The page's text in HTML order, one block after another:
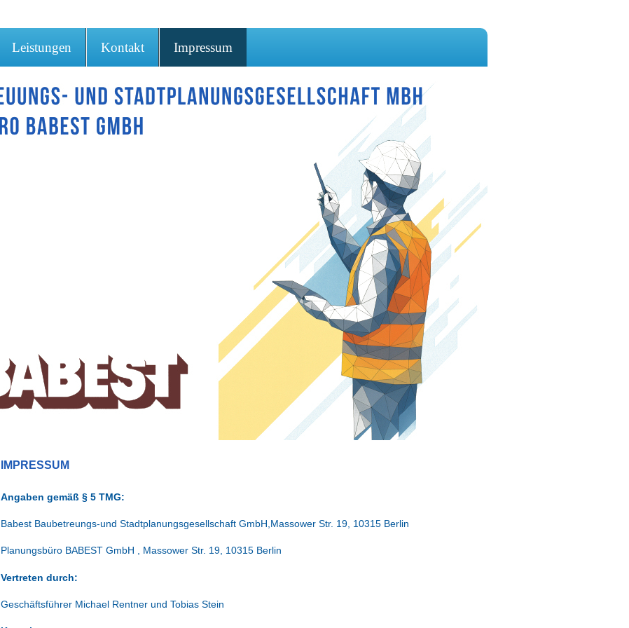
Leistungen Kontakt Impressum
IMPRESSUM
Angaben gemäß § 5 TMG:
Babest Baubetreungs-und Stadtplanungsgesellschaft GmbH,Massower Str. 19, 10315 Berlin
Planungsbüro BABEST GmbH , Massower Str. 19, 10315 Berlin
Vertreten durch:
Geschäftsführer Michael Rentner und Tobias Stein